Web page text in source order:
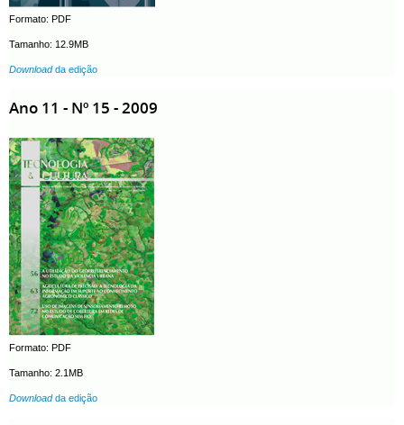
Formato: PDF
Tamanho: 12.9MB
Downloadda edição
Ano 11 - Nº 15 - 2009
Formato: PDF
Tamanho: 2.1MB
Downloadda edição